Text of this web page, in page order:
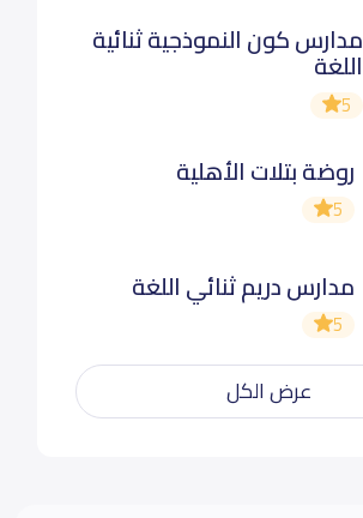
مدارس كون النموذجية ثنائية
اللغة
5
روضة بتلات الأهلية
5
مدارس دريم ثنائي اللغة
5
عرض الكل